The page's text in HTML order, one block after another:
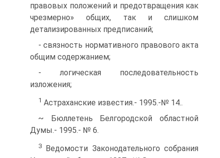
правовых положений и предотвращения как
чрезмерно» общих, так и слишком
детализированных предписаний;
- связность нормативного правового акта
общим содержанием;
- логическая последовательность
изложения;
1 Астраханские известия.- 1995.-№ 14..
~ Бюллетень Белгородской областной
Думы.- 1995.- № 6.
3
Ведомости Законодательного собрания